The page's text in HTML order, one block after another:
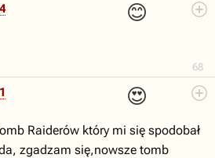
😊
68
😍
Raiderów który mi się spodobał
zgadzam się,nowsze tomb